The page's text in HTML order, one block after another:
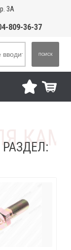
3А
809-36-37
ПОИСК